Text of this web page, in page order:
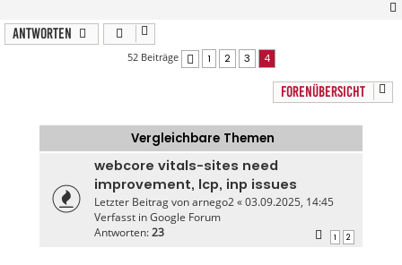
Antworten
52 Beiträge Vorherige
1 2 3 4
FORENÜBERSICHT
Vergleichbare Themen
webcore vitals-sites need
improvement, lcp, inp issues
Letzter Beitrag vonarnego2«03.09.2025, 14:45
Verfasst inGoogle Forum
Antworten:23 1 2